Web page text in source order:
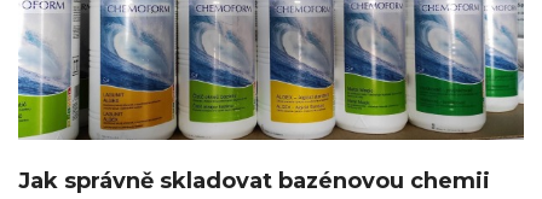
Jak správně skladovat bazénovou chemii